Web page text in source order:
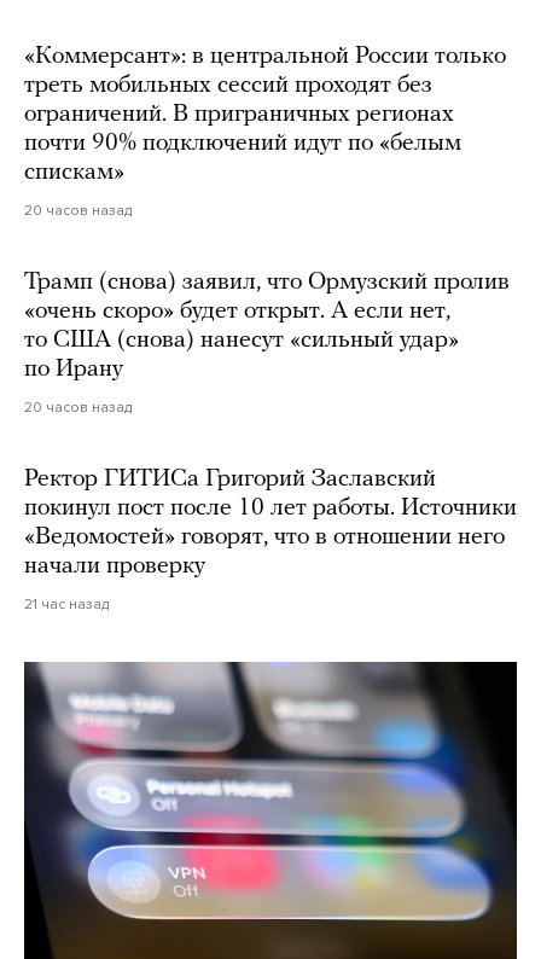
«Коммерсант»: в центральной России только
треть мобильных сессий проходят без
ограничений. В приграничных регионах
почти 90% подключений идут по «белым
спискам»
20 часов назад
Трамп (снова) заявил, что Ормузский пролив
«очень скоро» будет открыт. А если нет,
то США (снова) нанесут «сильный удар»
по Ирану
20 часов назад
Ректор ГИТИСа Григорий Заславский
покинул пост после 10 лет работы. Источники
«Ведомостей» говорят, что в отношении него
начали проверку
21 час назад